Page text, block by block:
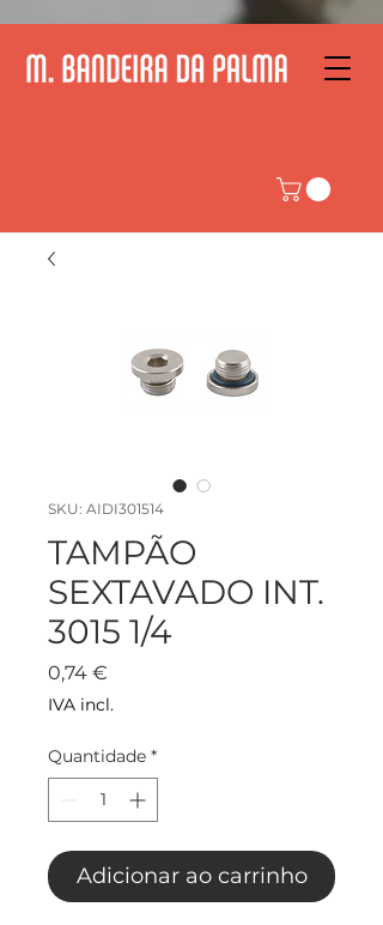
SKU: AIDI301514
TAMPÃO
SEXTAVADO INT.
3015 1/4
0,74 €
IVA incl.
Quantidade *
Adicionar ao carrinho